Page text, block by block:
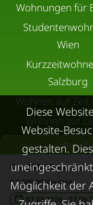
€ 1.255,62inkl. Ust.
€ 1.000,00 Kaution
07.08.2026 -
Wohnungen für
Wien
Salzburg
Wohnen auf Zeit
Wohnen auf
Innsbruck
in Graz
Wohnen auf
Diese
Website-
gestalten.
Möglichkeit der